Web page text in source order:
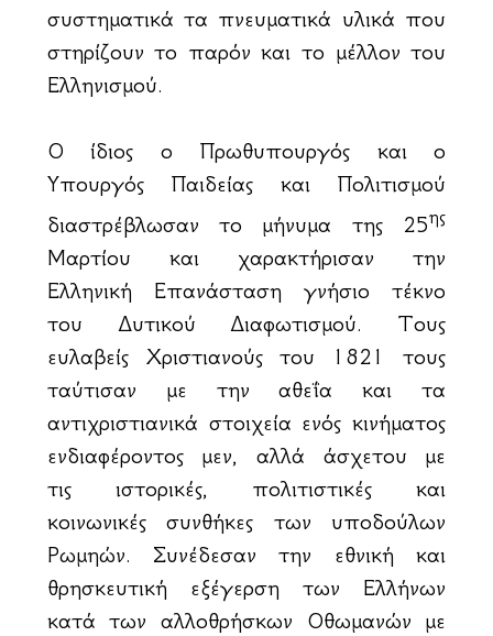
συστηματικά τα πνευματικά υλικά που
στηρίζουν το παρόν και το μέλλον του
Ελληνισμού.
Ο ίδιος ο Πρωθυπουργός και ο
Υπουργός Παιδείας και Πολιτισμού
διαστρέβλωσαν το μήνυμα της 25ης
Μαρτίου και χαρακτήρισαν την
Ελληνική Επανάσταση γνήσιο τέκνο
του Δυτικού Διαφωτισμού. Τους
ευλαβείς Χριστιανούς του 1821 τους
ταύτισαν με την αθεΐα και τα
αντιχριστιανικά στοιχεία ενός κινήματος
ενδιαφέροντος μεν, αλλά άσχετου με
τις ιστορικές, πολιτιστικές και
κοινωνικές συνθήκες των υποδούλων
Ρωμηών. Συνέδεσαν την εθνική και
θρησκευτική εξέγερση των Ελλήνων
κατά των αλλοθρήσκων Οθωμανών με